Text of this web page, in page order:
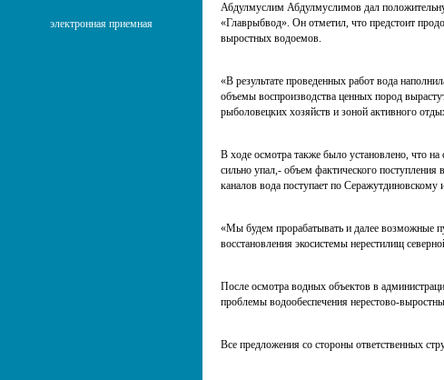
электронная приемная
Абдулмуслим Абдулмуслимов дал
«Главрыбвод». Он отметил, что предстоит
выростных водоемов.
«В результате проведенных работ вода
объемы воспроизводства ценных пород
рыболовецких хозяйств и зоной активного
В ходе осмотра также было установлено, что
сильно упал,- объем фактического
каналов вода поступает по
«Мы будем прорабатывать и далее возможные
восстановления экосистемы нерестилищ
После осмотра водных объектов в
проблемы водообеспечения нерестово-
Все предложения со стороны ответственных